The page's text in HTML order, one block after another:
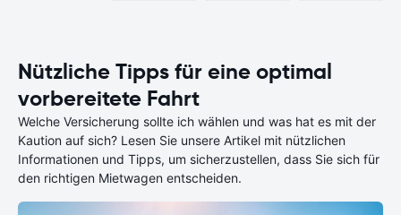
Nützliche Tipps für eine optimal
vorbereitete Fahrt
Welche Versicherung sollte ich wählen und was hat es mit der
Kaution auf sich? Lesen Sie unsere Artikel mit nützlichen
Informationen und Tipps, um sicherzustellen, dass Sie sich für
den richtigen Mietwagen entscheiden.